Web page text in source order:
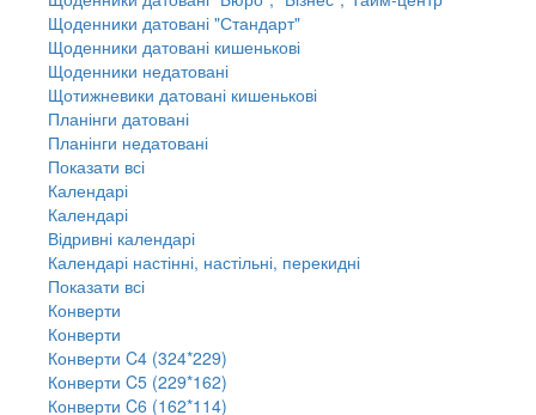
Щоденники датовані "Стандарт"
Щоденники датовані кишенькові
Щоденники недатовані
Щотижневики датовані кишенькові
Планінги датовані
Планінги недатовані
Показати всі
Календарі
Календарі
Відривні календарі
Календарі настінні, настільні, перекидні
Показати всі
Конверти
Конверти
Конверти C4 (324*229)
Конверти C5 (229*162)
Конверти C6 (162*114)